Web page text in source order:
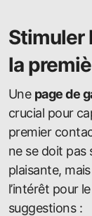
Stimuler
la
Une page de
crucial pour
premier
ne se doit pas
plaisante,
l’intérêt pour
suggestions :